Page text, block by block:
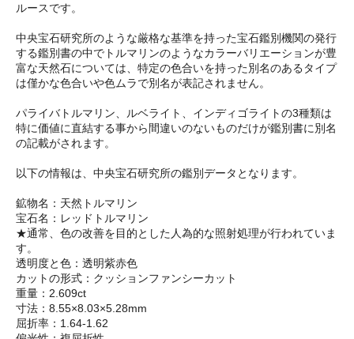
ルースです。
中央宝石研究所のような厳格な基準を持った宝石鑑別機関の発行
する鑑別書の中でトルマリンのようなカラーバリエーションが豊
富な天然石については、特定の色合いを持った別名のあるタイプ
は僅かな色合いや色ムラで別名が表記されません。
パライバトルマリン、ルベライト、インディゴライトの3種類は
特に価値に直結する事から間違いのないものだけが鑑別書に別名
の記載がされます。
以下の情報は、中央宝石研究所の鑑別データとなります。
鉱物名：天然トルマリン
宝石名：レッドトルマリン
★通常、色の改善を目的とした人為的な照射処理が行われていま
す。
透明度と色：透明紫赤色
カットの形式：クッションファンシーカット
重量：2.609ct
寸法：8.55×8.03×5.28mm
屈折率：1.64-1.62